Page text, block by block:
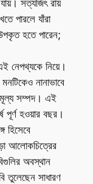
সত্যজিৎ রায়
পারলে যাঁরা
হতে পারেন;
নেপথ্যকে নিয়ে।
নানাভাবে
সম্পদ। এই
পূর্ণ হওয়ার বছর।
হিসেবে
আলোকচিত্রের
অবস্থান
তুলেছেন সাধারণ